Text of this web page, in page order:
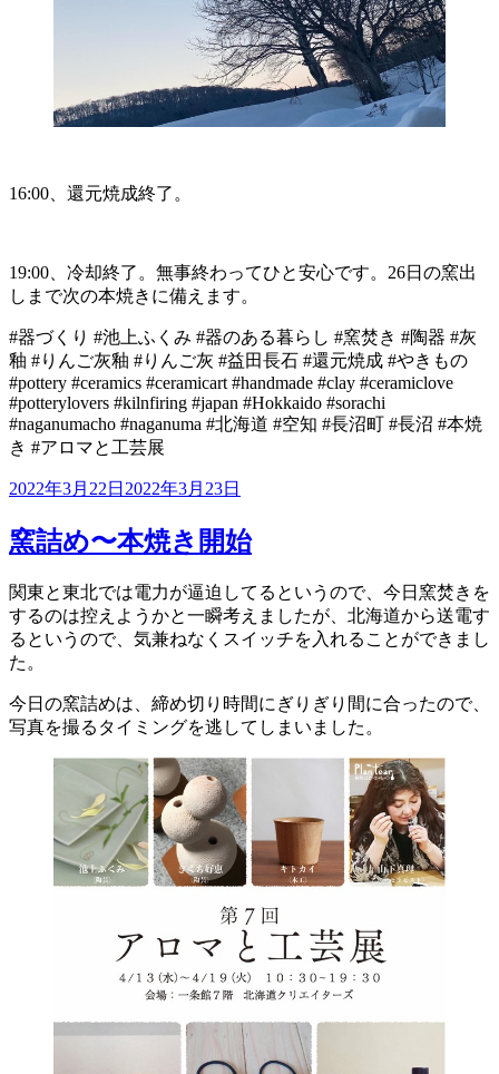
16:00、還元焼成終了。
19:00、冷却終了。無事終わってひと安心です。26日の窯出
しまで次の本焼きに備えます。
#器づくり #池上ふくみ #器のある暮らし #窯焚き #陶器 #灰
釉 #りんご灰釉 #りんご灰 #益田長石 #還元焼成 #やきもの
#pottery #ceramics #ceramicart #handmade #clay #ceramiclove
#potterylovers #kilnfiring #japan #Hokkaido #sorachi
#naganumacho #naganuma #北海道 #空知 #長沼町 #長沼 #本焼
き #アロマと工芸展
投
日:
2022年3月22日 2022年3月23日
窯詰め〜本焼き開始
関東と東北では電力が逼迫してるというので、今日窯焚きを
するのは控えようかと一瞬考えましたが、北海道から送電す
るというので、気兼ねなくスイッチを入れることができまし
た。
今日の窯詰めは、締め切り時間にぎりぎり間に合ったので、
写真を撮るタイミングを逃してしまいました。